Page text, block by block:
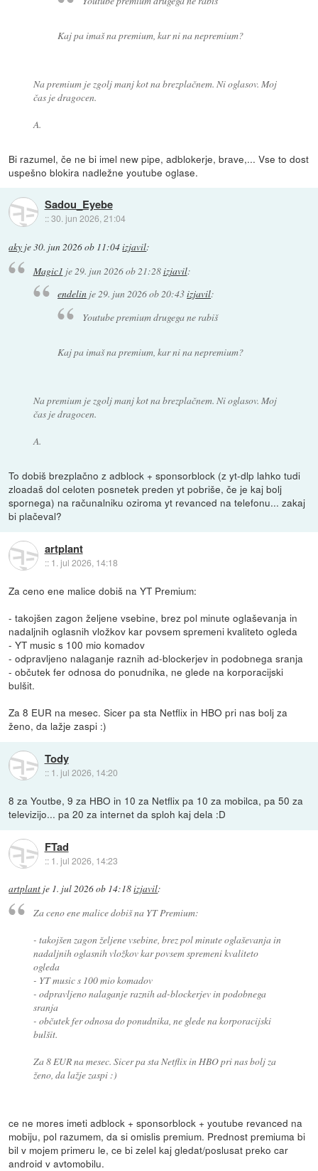
Kaj pa imaš na premium, kar ni na nepremium?
Na premium je zgolj manj kot na brezplačnem. Ni oglasov. Moj
čas je dragocen.
A.
Bi razumel, če ne bi imel new pipe, adblokerje, brave,... Vse to dost
uspešno blokira nadležne youtube oglase.
Sadou_Eyebe
::30. jun 2026, 21:04
aky je30. jun 2026 ob 11:04izjavil:
Magic1 je 29. jun 2026 ob 21:28izjavil:
endelin je29. jun 2026 ob 20:43izjavil:
Youtube premium drugega ne rabiš
Kaj pa imaš na premium, kar ni na nepremium?
Na premium je zgolj manj kot na brezplačnem. Ni oglasov. Moj
čas je dragocen.
A.
To dobiš brezplačno z adblock + sponsorblock (z yt-dlp lahko tudi
zloadaš dol celoten posnetek preden yt pobriše, če je kaj bolj
spornega) na računalniku oziroma yt revanced na telefonu... zakaj
bi plačeval?
artplant
:: 1. jul 2026, 14:18
Za ceno ene malice dobiš na YT Premium:
- takojšen zagon željene vsebine, brez pol minute oglaševanja in
nadaljnih oglasnih vložkov kar povsem spremeni kvaliteto ogleda
- YT music s 100 mio komadov
- odpravljeno nalaganje raznih ad-blockerjev in podobnega sranja
- občutek fer odnosa do ponudnika, ne glede na korporacijski
bulšit.
Za 8 EUR na mesec. Sicer pa sta Netflix in HBO pri nas bolj za
ženo, da lažje zaspi :)
Tody
:: 1. jul 2026, 14:20
8 za Youtbe, 9 za HBO in 10 za Netflix pa 10 za mobilca, pa 50 za
televizijo... pa 20 za internet da sploh kaj dela :D
FTad
:: 1. jul 2026, 14:23
artplant je 1. jul 2026 ob 14:18izjavil:
Za ceno ene malice dobiš na YT Premium:
- takojšen zagon željene vsebine, brez pol minute oglaševanja in
nadaljnih oglasnih vložkov kar povsem spremeni kvaliteto
ogleda
- YT music s 100 mio komadov
- odpravljeno nalaganje raznih ad-blockerjev in podobnega
sranja
- občutek fer odnosa do ponudnika, ne glede na korporacijski
bulšit.
Za 8 EUR na mesec. Sicer pa sta Netflix in HBO pri nas bolj za
ženo, da lažje zaspi :)
ce ne mores imeti adblock + sponsorblock + youtube revanced na
mobiju, pol razumem, da si omislis premium. Prednost premiuma bi
bil v mojem primeru le, ce bi zelel kaj gledat/poslusat preko car
android v avtomobilu.